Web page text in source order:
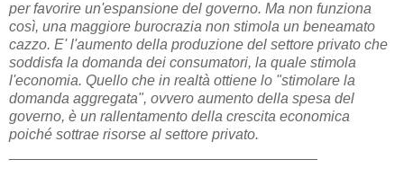
per favorire un'espansione del governo. Ma non funziona
così, una maggiore burocrazia non stimola un beneamato
cazzo. E' l'aumento della produzione del settore privato che
soddisfa la domanda dei consumatori, la quale stimola
l'economia. Quello che in realtà ottiene lo "stimolare la
domanda aggregata", ovvero aumento della spesa del
governo, è un rallentamento della crescita economica
poiché sottrae risorse al settore privato.